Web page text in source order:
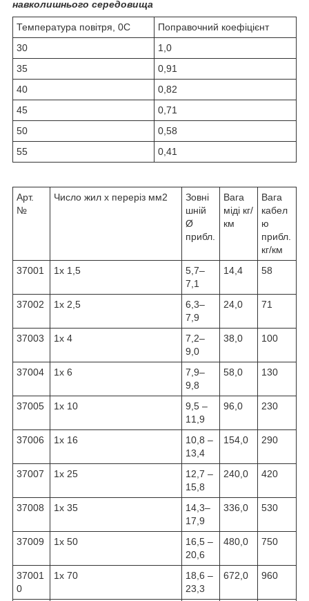
навколишнього середовища
Температура повітря, 0C
Поправочний коефіцієнт
30
1,0
35
0,91
40
0,82
45
0,71
50
0,58
55
0,41
Арт.
№
Число жил x переріз мм2
Зовні
шній
Ø
прибл.
Вага
міді кг/
км
Вага
кабел
ю
прибл.
кг/км
37001
1x 1,5
5,7–
7,1
14,4 58
37002 1x 2,5
6,3–
7,9
24,0 71
37003 1x 4
7,2–
9,0
38,0 100
37004 1x 6
7,9–
9,8
58,0 130
37005 1x 10
9,5 –
11,9
96,0 230
37006 1x 16
10,8 –
13,4
154,0 290
37007 1x 25
12,7 –
15,8
240,0 420
37008 1x 35
14,3–
17,9
336,0 530
37009 1x 50
16,5 –
20,6
480,0 750
37001
0
1x 70
18,6 –
23,3
672,0 960